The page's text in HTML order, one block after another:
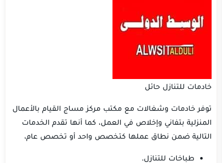
خادمات للتنازل حائل
توفر خادمات وشغالات مع مكتب مركز مساج القيام بالأعمال
المنزلية بتفاني وإخلاص في العمل، كما أنها تقدم الخدمات
التالية ضمن نطاق عملها كتخصص واحد أو تخصص عام،
طباخات للتنازل.